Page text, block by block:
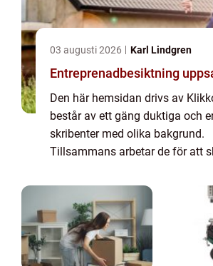
03 augusti 2026 Karl Lindgren
Entreprenadbesiktning
Den här hemsidan drivs av
består av ett gäng duktiga och
skribenter med olika bakgrund.
Tillsammans arbetar de för att
utmanande det är att läsa och
massa olika ...